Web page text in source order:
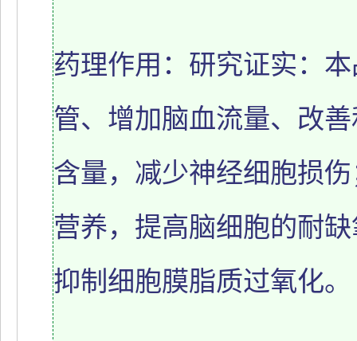
药理作用：研究证实：
管、增加脑血流量、改
含量，减少神经细胞损
营养，提高脑细胞的耐
抑制细胞膜脂质过氧化。